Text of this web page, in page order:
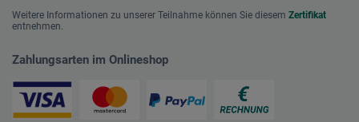
Weitere Informationen zu unserer Teilnahme können Sie diesem Zertifikat
entnehmen.
Zahlungsarten im Onlineshop